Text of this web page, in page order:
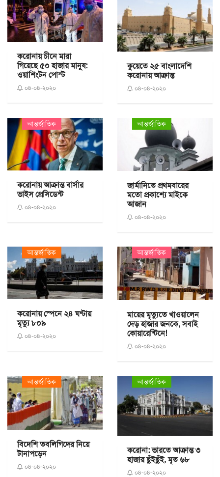
করোনায় চীনে মারা
গিয়েছে ৫০ হাজার মানুষ:
ওয়াশিংটন পোস্ট
০৪-০৪-২০২০
কুয়েতে ২৫ বাংলাদেশি
করোনায় আক্রান্ত
০৪-০৪-২০২০
আন্তর্জাতিক
করোনায় আক্রান্ত বার্সার
ভাইস প্রেসিডেন্ট
০৪-০৪-২০২০
আন্তর্জাতিক
জার্মানিতে প্রথমবারের
মতো প্রকাশ্যে মাইকে
আজান
০৪-০৪-২০২০
আন্তর্জাতিক
করোনায় স্পেনে ২৪ ঘণ্টায়
মৃত্যু ৮০৯
০৪-০৪-২০২০
আন্তর্জাতিক
মায়ের মৃত্যুতে খাওয়ালেন
দেড় হাজার জনকে, সবাই
কোয়ারেন্টিনে!
০৪-০৪-২০২০
আন্তর্জাতিক
বিদেশি তবলিগিদের নিয়ে
টানাপড়েন
০৪-০৪-২০২০
আন্তর্জাতিক
করোনা: ভারতে আক্রান্ত ৩
হাজার ছুঁইছুঁই, মৃত ৬৮
০৪-০৪-২০২০